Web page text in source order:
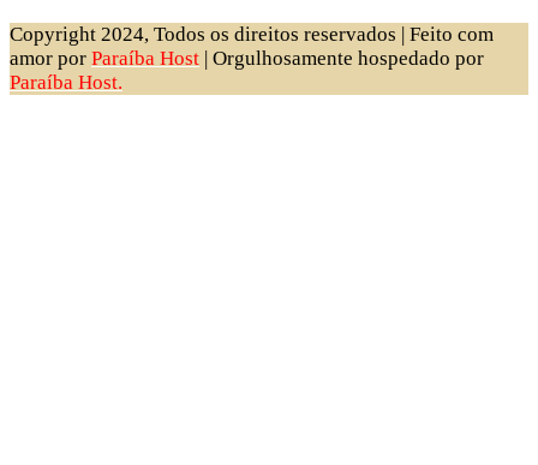
Copyright 2024, Todos os direitos reservados | Feito com
amor por Paraíba Host | Orgulhosamente hospedado por
Paraíba Host.